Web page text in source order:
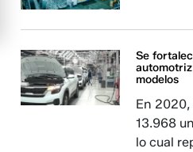
Se
modelos
En
13.968
lo cual